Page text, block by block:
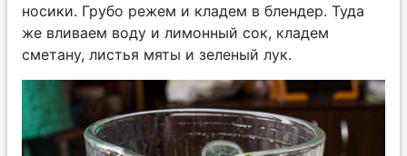
носики. Грубо режем и кладем в блендер. Туда
же вливаем воду и лимонный сок, кладем
сметану, листья мяты и зеленый лук.